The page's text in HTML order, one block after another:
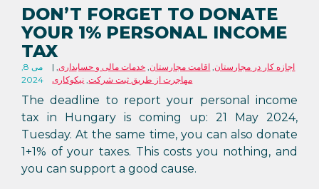
DON’T FORGET TO DONATE
YOUR 1% PERSONAL INCOME
TAX
می 8,
2024
اجازه کار در مجارستان, اقامت مجارستان, خدمات مالی و حسابداری,
مهاجرت از طریق ثبت شرکت, نیکوکاری
The deadline to report your personal income
tax in Hungary is coming up: 21 May 2024,
Tuesday. At the same time, you can also donate
1+1% of your taxes. This costs you nothing, and
you can support a good cause.